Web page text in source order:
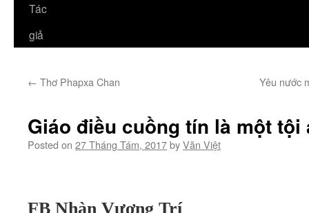
Tác
giả
← Thơ Phapxa Chan Yêu nước
Giáo điều cuồng tín là một tội
Posted on 27 Tháng Tám, 2017byVăn Việt
FB Nhàn Vương Trí